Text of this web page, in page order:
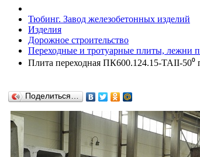
Тюбинг. Завод железобетонных изделий
Изделия
Дорожное строительство
Переходные и тротуарные плиты, лежни
Плита переходная ПК600.124.15-ТАII-50⁰
Поделиться…